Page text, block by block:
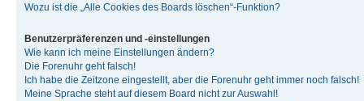
Wozu ist die „Alle Cookies des Boards löschen“-Funktion?
Benutzerpräferenzen und -einstellungen
Wie kann ich meine Einstellungen ändern?
Die Forenuhr geht falsch!
Ich habe die Zeitzone eingestellt, aber die Forenuhr geht immer noch falsch!
Meine Sprache steht auf diesem Board nicht zur Auswahl!